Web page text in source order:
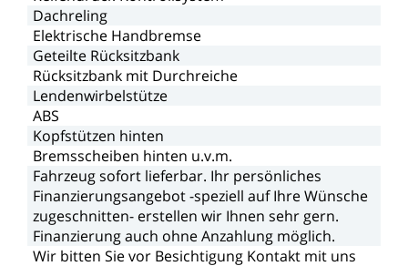
Dachreling
Elektrische Handbremse
Geteilte Rücksitzbank
Rücksitzbank mit Durchreiche
Lendenwirbelstütze
ABS
Kopfstützen hinten
Bremsscheiben hinten u.v.m.
Fahrzeugsofort lieferbar. Ihr persönliches
Finanzierungsangebot-speziell auf IhreWünsche
zugeschnitten- erstellen wir Ihnen sehr gern.
Finanzierungauch ohneAnzahlung möglich.
Wir bitten Sievor Besichtigung Kontakt mit uns